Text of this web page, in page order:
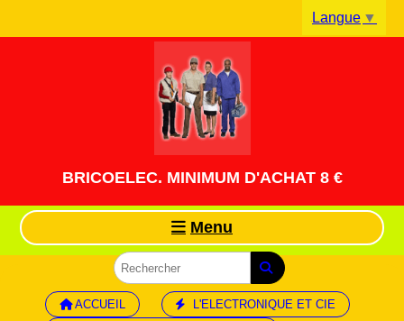
BRICOELEC. MINIMUM D'ACHAT 8 €
Menu
ACCUEIL
L'ELECTRONIQUE ET CIE
Langue ▼